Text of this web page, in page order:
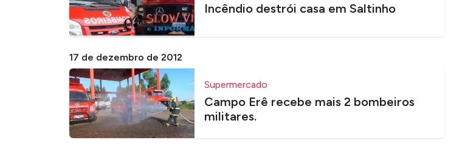
Incêndio destrói casa em Saltinho
17 de dezembro de 2012
Supermercado
Campo Erê recebe mais 2 bombeiros
militares.